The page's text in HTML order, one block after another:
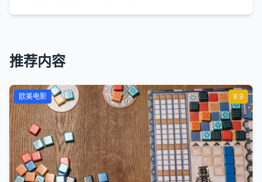
推荐内容
8.9
欧美电影